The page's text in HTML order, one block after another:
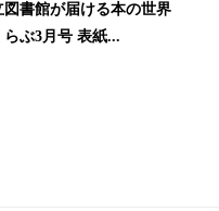
図書館が届ける本の世界
らぶ3月号 表紙...